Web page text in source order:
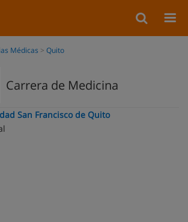
Médicas Quito
Carrera de Medicina
San Francisco de Quito